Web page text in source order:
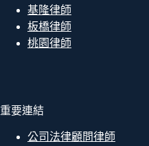
基隆律師
板橋律師
桃園律師
重要連結
公司法律顧問律師